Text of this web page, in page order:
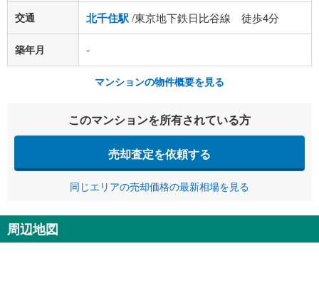
交通 北千住駅/東京地下鉄日比谷線 徒歩4分
築年月 -
マンションの物件概要を見る
このマンションを所有されている方
売却査定を依頼する
同じエリアの売却価格の最新相場を見る
周辺地図